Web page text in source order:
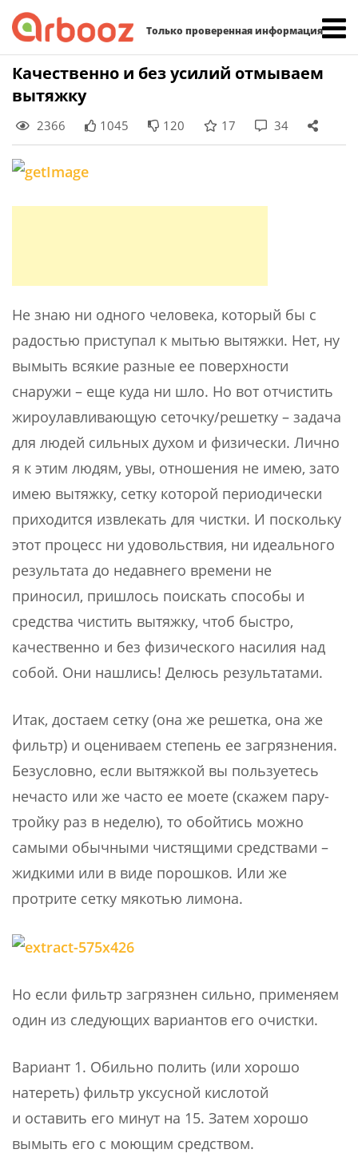
Только проверенная информация
Skip
Качественно и без усилий отмываем
вытяжку
2366 1045 120 17 34
Не знаю ни одного человека, который бы с
радостью приступал к мытью вытяжки. Нет, ну
вымыть всякие разные ее поверхности
снаружи – еще куда ни шло. Но вот отчистить
жироулавливающую сеточку/решетку – задача
для людей сильных духом и физически. Лично
я к этим людям, увы, отношения не имею, зато
имею вытяжку, сетку которой периодически
приходится извлекать для чистки. И поскольку
этот процесс ни удовольствия, ни идеального
результата до недавнего времени не
приносил, пришлось поискать способы и
средства чистить вытяжку, чтоб быстро,
качественно и без физического насилия над
собой. Они нашлись! Делюсь результатами.
Итак, достаем сетку (она же решетка, она же
фильтр) и оцениваем степень ее загрязнения.
Безусловно, если вытяжкой вы пользуетесь
нечасто или же часто ее моете (скажем пару-
тройку раз в неделю), то обойтись можно
самыми обычными чистящими средствами –
жидкими или в виде порошков. Или же
протрите сетку мякотью лимона.
Но если фильтр загрязнен сильно, применяем
один из следующих вариантов его очистки.
Вариант 1. Обильно полить (или хорошо
натереть) фильтр уксусной кислотой
и оставить его минут на 15. Затем хорошо
вымыть его с моющим средством.
Найти: